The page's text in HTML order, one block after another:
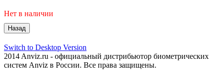
Нет в наличии
Switch to Desktop Version
2014 Anviz.ru - официальный дистрибьютор биометрических
систем Anviz в России. Все права защищены.